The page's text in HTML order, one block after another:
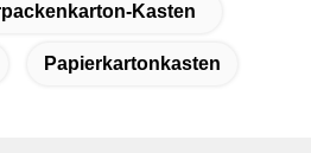
Kasten
Papierkartonkasten